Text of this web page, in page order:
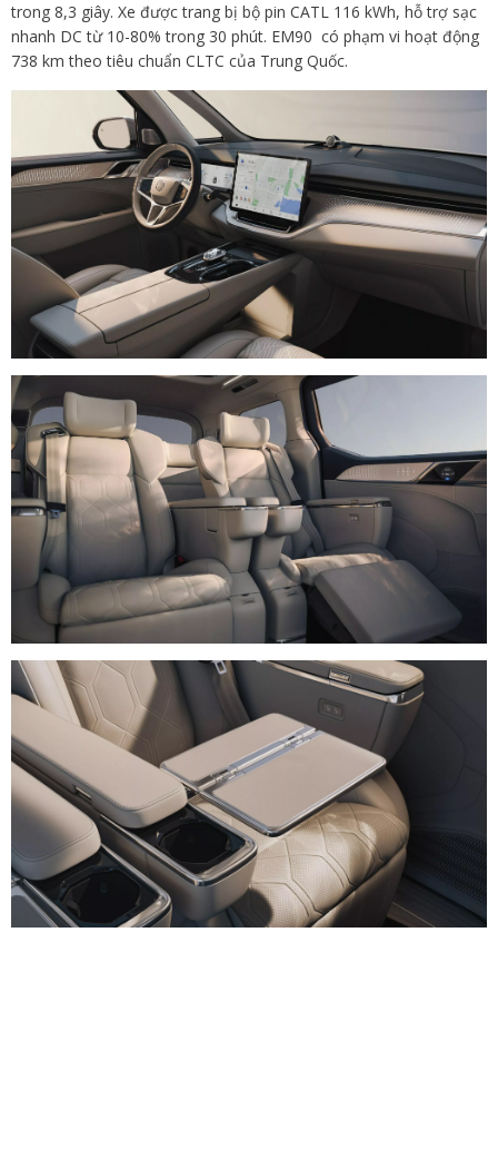
trong 8,3 giây. Xe được trang bị bộ pin CATL 116 kWh, hỗ trợ sạc
nhanh DC từ 10-80% trong 30 phút. EM90 có phạm vi hoạt động
738 km theo tiêu chuẩn CLTC của Trung Quốc.